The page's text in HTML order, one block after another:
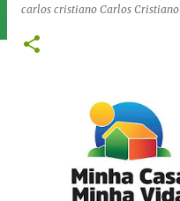
carlos cristiano Carlos Cristiano